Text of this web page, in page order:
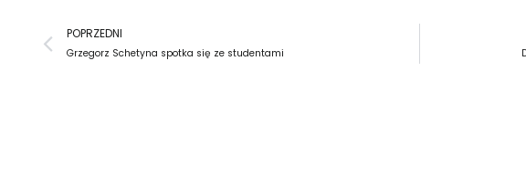
Prev
POPRZEDNI
Grzegorz Schetyna spotka się ze studentami